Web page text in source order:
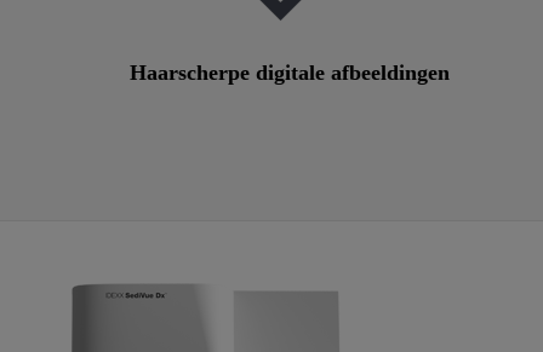
Haarscherpe digitale afbeeldingen